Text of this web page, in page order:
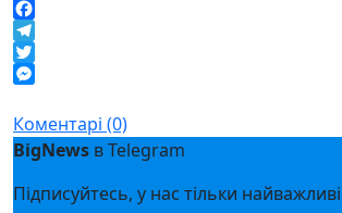
Facebook
Telegram
Twitter
Коментарі (0)
BigNews в Telegram
Підписуйтесь, у нас тільки